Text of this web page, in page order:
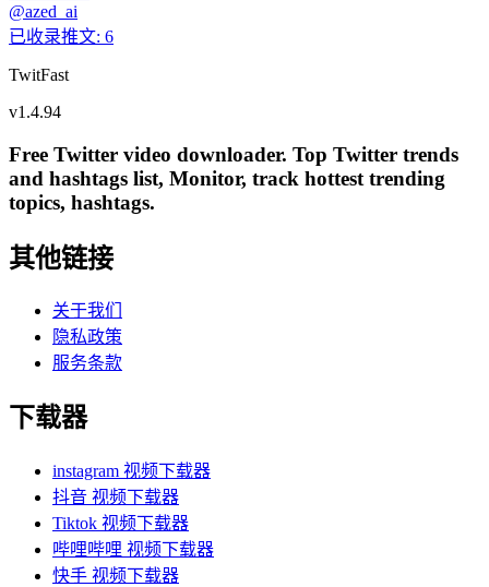
@azed_ai
已收录推文: 6
TwitFast
v1.4.94
Free Twitter video downloader. Top Twitter trends
and hashtags list, Monitor, track hottest trending
topics, hashtags.
其他链接
关于我们
隐私政策
服务条款
下载器
instagram 视频下载器
抖音 视频下载器
Tiktok 视频下载器
哔哩哔哩 视频下载器
快手 视频下载器